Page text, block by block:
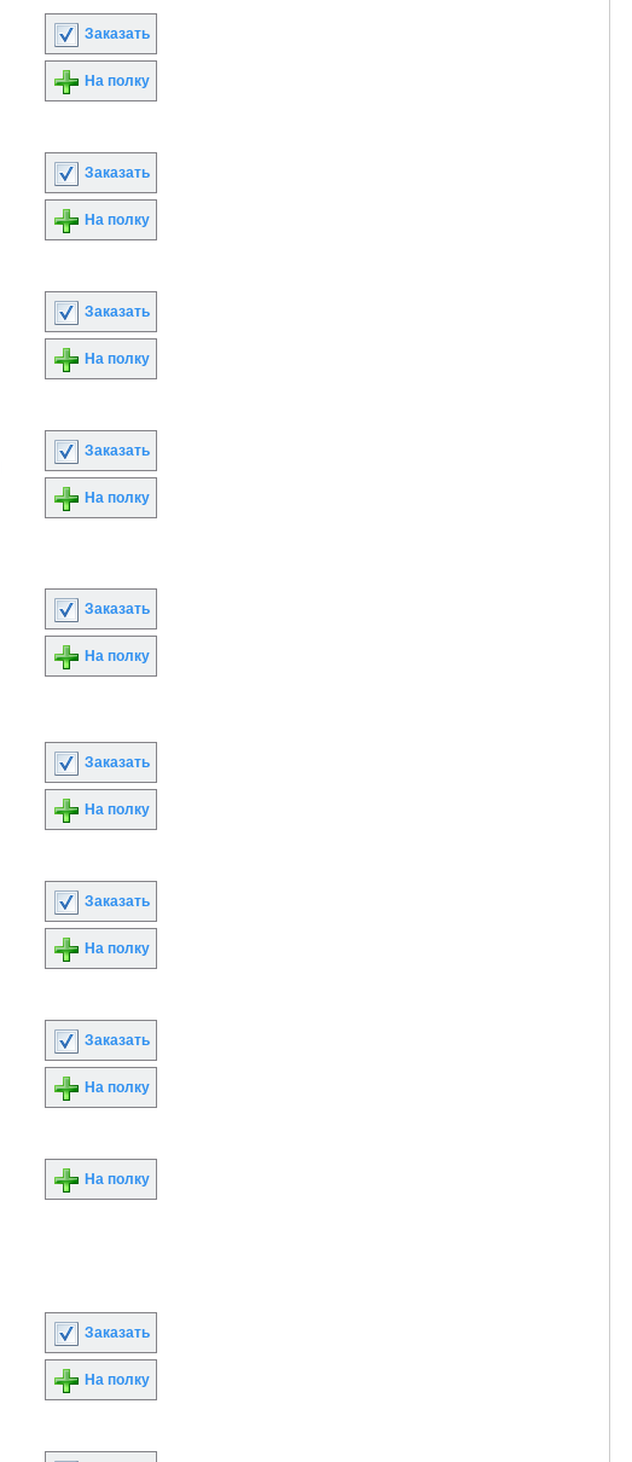
Заказать
На полку
Заказать
На полку
Заказать
На полку
Заказать
На полку
Заказать
На полку
Заказать
На полку
Заказать
На полку
Заказать
На полку
На полку
Заказать
На полку